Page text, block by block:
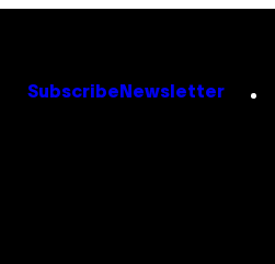
Subscribe Newsletter